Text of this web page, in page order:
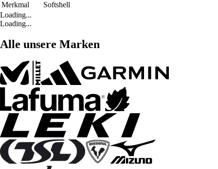
Merkmal
Softshell
Loading...
Loading...
Alle unsere Marken